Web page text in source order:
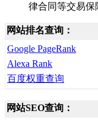
律合同等交易保
网站排名查询：
Google PageRank
Alexa Rank
百度权重查询
网站SEO查询：